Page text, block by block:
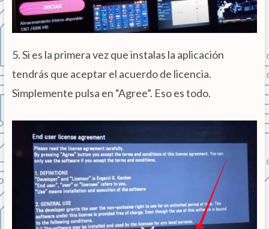
5. Si es la primera vez que instalas la aplicación
tendrás que aceptar el acuerdo de licencia.
Simplemente pulsa en “Agree”. Eso es todo.